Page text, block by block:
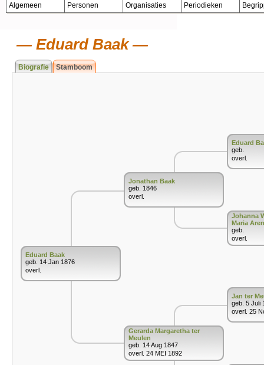
Algemeen Personen Organisaties Periodieken
Eduard Baak
Biografie Stamboom
Eduard Baak
geb. 14 Jan 1876
overl.
Jonathan Baak
geb. 1846
overl.
Gerarda Margaretha ter
Meulen
geb. 14 Aug 1847
overl. 24 MEI 1892
Eduard
geb.
overl.
Johanna
Maria
geb.
overl.
Jan ter
geb. 5 Juli
overl. 25